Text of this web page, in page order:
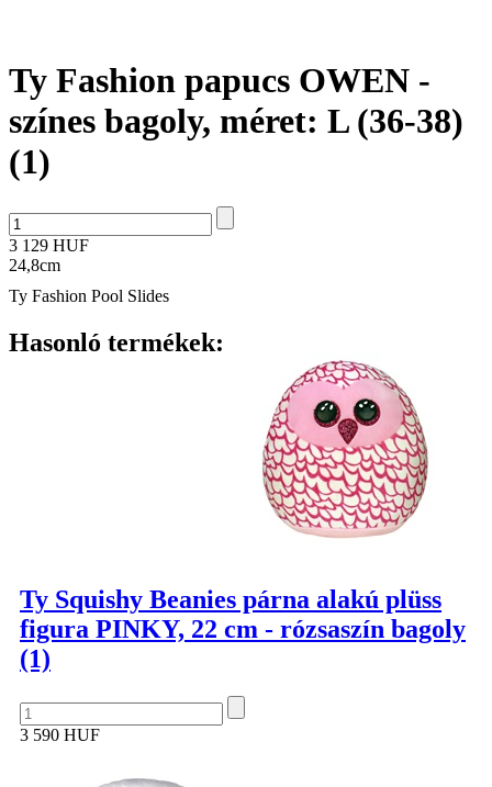
Ty Fashion papucs OWEN -
színes bagoly, méret: L (36-38)
(1)
3 129 HUF
24,8cm
Ty Fashion Pool Slides
Hasonló termékek:
Ty Squishy Beanies párna alakú plüss
figura PINKY, 22 cm - rózsaszín bagoly
(1)
3 590 HUF